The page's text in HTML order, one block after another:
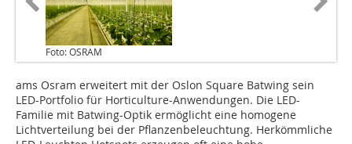
Foto: OSRAM
ams Osram erweitert mit der Oslon Square Batwing sein
LED-Portfolio für Horticulture-Anwendungen. Die LED-
Familie mit Batwing-Optik ermöglicht eine homogene
Lichtverteilung bei der Pflanzenbeleuchtung. Herkömmliche